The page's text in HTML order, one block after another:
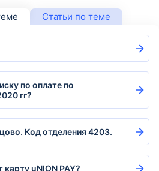
Статьи по теме
по оплате по
гг?
Код отделения 4203.
uNION PAY?